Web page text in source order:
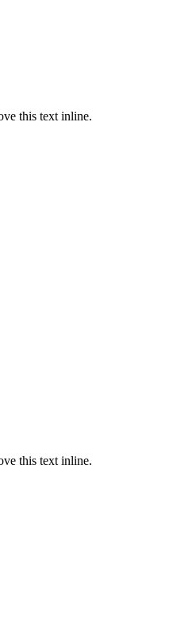
this text inline.
this text inline.